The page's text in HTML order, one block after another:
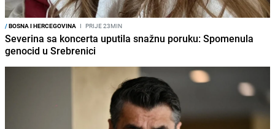
/BOSNA I HERCEGOVINA I PRIJE 23MIN
Severina sa koncerta uputila snažnu poruku: Spomenula
genocid u Srebrenici